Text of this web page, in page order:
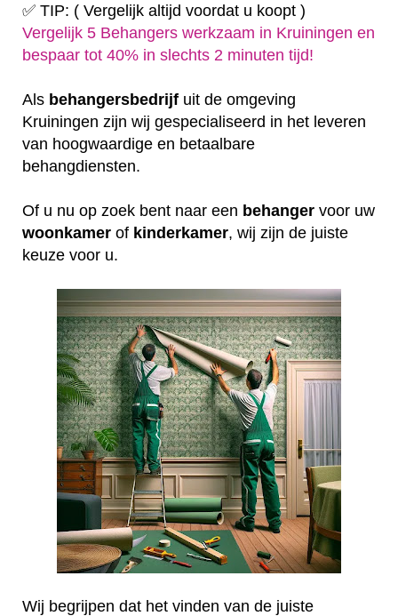
✅ TIP: ( Vergelijk altijd voordat u koopt )
Vergelijk 5 Behangers werkzaam in Kruiningen en
bespaar tot 40% in slechts 2 minuten tijd!
Als behangersbedrijf uit de omgeving
Kruiningen zijn wij gespecialiseerd in het leveren
van hoogwaardige en betaalbare
behangdiensten.
Of u nu op zoek bent naar een behanger voor uw
woonkamer of kinderkamer, wij zijn de juiste
keuze voor u.
Wij begrijpen dat het vinden van de juiste